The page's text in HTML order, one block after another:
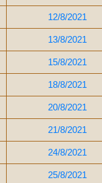
12/8/2021
13/8/2021
15/8/2021
18/8/2021
20/8/2021
21/8/2021
24/8/2021
25/8/2021